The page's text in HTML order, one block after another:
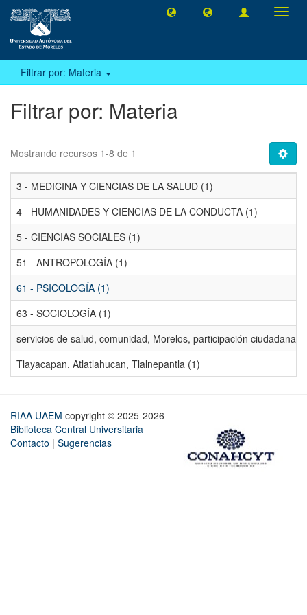
Filtrar por: Materia
Filtrar por: Materia
Mostrando recursos 1-8 de 1
3 - MEDICINA Y CIENCIAS DE LA SALUD (1)
4 - HUMANIDADES Y CIENCIAS DE LA CONDUCTA (1)
5 - CIENCIAS SOCIALES (1)
51 - ANTROPOLOGÍA (1)
61 - PSICOLOGÍA (1)
63 - SOCIOLOGÍA (1)
servicios de salud, comunidad, Morelos, participación
Tlayacapan, Atlatlahucan, Tlalnepantla (1)
RIAA UAEM copyright © 2025-2026
Biblioteca Central Universitaria
Contacto | Sugerencias